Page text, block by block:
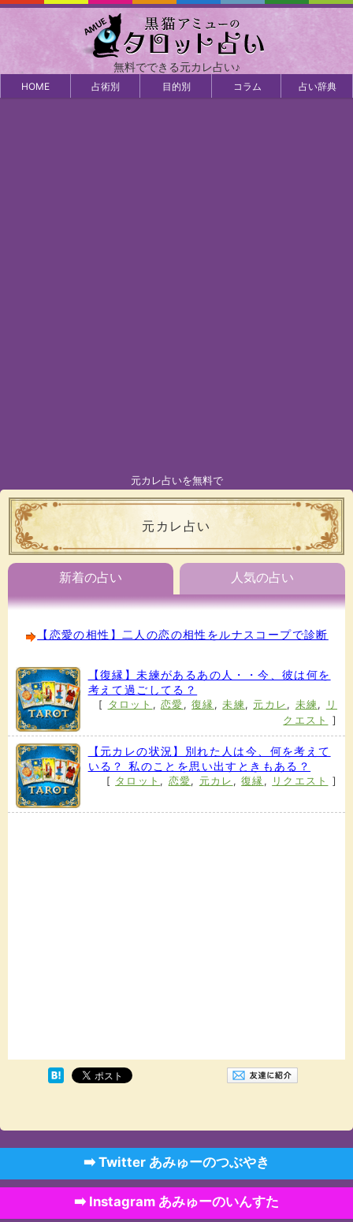
無料でできる元カレ占い♪
HOME 占術別 目的別 コラム 占い辞典
元カレ占いを無料で
元カレ占い
新着の占い 人気の占い
【恋愛の相性】二人の恋の相性をルナスコープで診断
【復縁】未練があるあの人・・今、彼は何を
考えて過ごしてる？
[ タロット ,恋愛 ,復縁 ,未練, 元カレ , 未練,
リ
クエスト
]
【元カレの状況】別れた人は今、何を考えて
いる？ 私のことを思い出すときもある？
[ タロット , 恋愛, 元カレ ,復縁 , リクエスト ]
➡️ Twitter あみゅーのつぶやき
➡️ Instagram あみゅーのいんすた